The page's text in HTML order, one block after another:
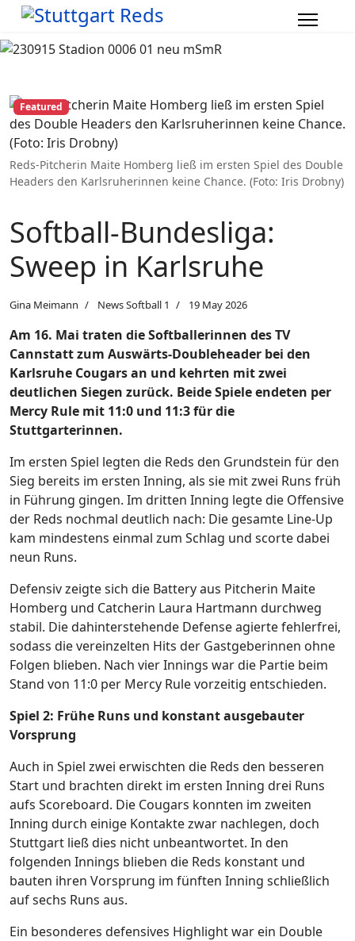
Reds-Pitcherin Maite Homberg ließ im ersten Spiel des Double
Headers den Karlsruherinnen keine Chance. (Foto: Iris Drobny)
Featured
Softball-Bundesliga:
Sweep in Karlsruhe
Gina Meimann News Softball 1 19 May 2026
Am 16. Mai traten die Softballerinnen des TV
Cannstatt zum Auswärts-Doubleheader bei den
Karlsruhe Cougars an und kehrten mit zwei
deutlichen Siegen zurück. Beide Spiele endeten per
Mercy Rule mit 11:0 und 11:3 für die
Stuttgarterinnen.
Im ersten Spiel legten die Reds den Grundstein für den
Sieg bereits im ersten Inning, als sie mit zwei Runs früh
in Führung gingen. Im dritten Inning legte die Offensive
der Reds nochmal deutlich nach: Die gesamte Line-Up
kam mindestens einmal zum Schlag und scorte dabei
neun Runs.
Defensiv zeigte sich die Battery aus Pitcherin Maite
Homberg und Catcherin Laura Hartmann durchweg
stabil. Die dahinterstehende Defense agierte fehlerfrei,
sodass die vereinzelten Hits der Gastgeberinnen ohne
Folgen blieben. Nach vier Innings war die Partie beim
Stand von 11:0 per Mercy Rule vorzeitig entschieden.
Spiel 2: Frühe Runs und konstant ausgebauter
Vorsprung
Auch in Spiel zwei erwischten die Reds den besseren
Start und brachten direkt im ersten Inning drei Runs
aufs Scoreboard. Die Cougars konnten im zweiten
Inning durch einige Kontakte zwar nachlegen, doch
Stuttgart ließ dies nicht unbeantwortet. In den
folgenden Innings blieben die Reds konstant und
bauten ihren Vorsprung im fünften Inning schließlich
auf sechs Runs aus.
Ein besonderes defensives Highlight war ein Double